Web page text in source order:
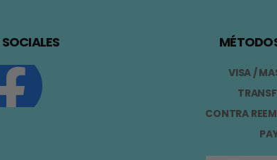
SOCIALES
VISA /
CONTRA